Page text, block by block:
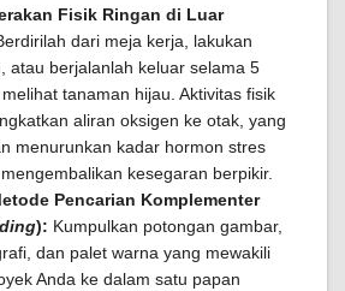
Fisik Ringan di Luar
dari meja kerja, lakukan
atau berjalanlah keluar selama 5
tanaman hijau. Aktivitas fisik
aliran oksigen ke otak, yang
menurunkan kadar hormon stres
kesegaran berpikir.
Pencarian Komplementer
): Kumpulkan potongan gambar,
dan palet warna yang mewakili
Anda ke dalam satu papan